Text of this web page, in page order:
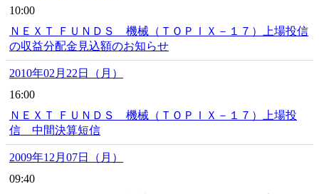
10:00
ＮＥＸＴ ＦＵＮＤＳ 機械（ＴＯＰＩＸ－１７）上場投信
の収益分配金見込額のお知らせ
2010年02月22日（月）
16:00
ＮＥＸＴ ＦＵＮＤＳ 機械（ＴＯＰＩＸ－１７）上場投
信 中間決算短信
2009年12月07日（月）
09:40